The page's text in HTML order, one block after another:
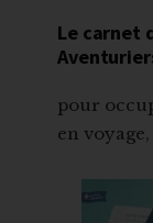
Le carnet
pour
en voyage,